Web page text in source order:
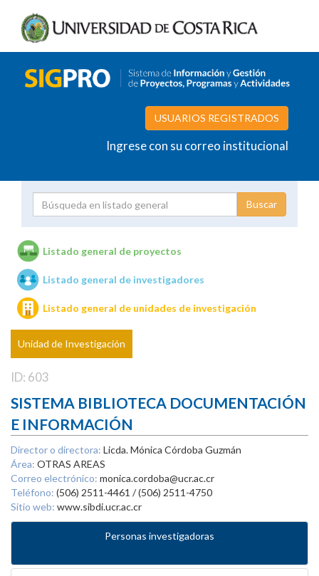
USUARIOS REGISTRADOS
Ingrese con su correo institucional
Unidades de investigación
Listado general de proyectos
Listado general de investigadores
Listado general de unidades de investigación
Unidad de Investigación
ID: 603
SISTEMA BIBLIOTECA DOCUMENTACIÓN
E INFORMACIÓN
Director o directora: Licda. Mónica Córdoba Guzmán
Área: OTRAS AREAS
Correo electrónico: monica.cordoba@ucr.ac.cr
Teléfono: (506) 2511-4461 / (506) 2511-4750
Sitio web: www.sibdi.ucr.ac.cr
Personas investigadoras